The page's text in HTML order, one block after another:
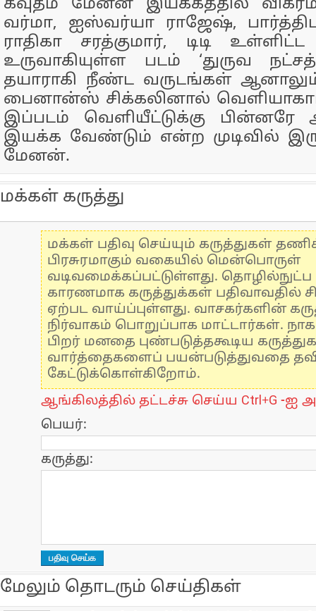
கவுதம் மேனன் இயக்கத்தில்
வர்மா, ஐஸ்வர்யா ராஜேஷ்,
ராதிகா சரத்குமார், டிடி
உருவாகியுள்ள படம் ‘துருவ
தயாராகி நீண்ட வருடங்கள்
பைனான்ஸ் சிக்கலினால்
இப்படம் வெளியீட்டுக்கு பின்னரே
இயக்க வேண்டும் என்ற முடிவில்
மேனன்.
மக்கள் கருத்து
மக்கள் பதிவு செய்யும் கருத்துகள்
பிரசுரமாகும் வகையில் மென்பொருள்
வடிவமைக்கப்பட்டுள்ளது.
காரணமாக கருத்துக்கள் பதிவாவதில்
ஏற்பட வாய்ப்புள்ளது. வாசகர்களின்
நிர்வாகம் பொறுப்பாக மாட்டார்கள்.
பிறர் மனதை புண்படுத்தகூடிய
வார்த்தைகளைப் பயன்படுத்துவதை
கேட்டுக்கொள்கிறோம்.
ஆங்கிலத்தில் தட்டச்சு செய்ய Ctrl+G -ஐ
பெயர்:
கருத்து:
மேலும் தொடரும் செய்திகள்